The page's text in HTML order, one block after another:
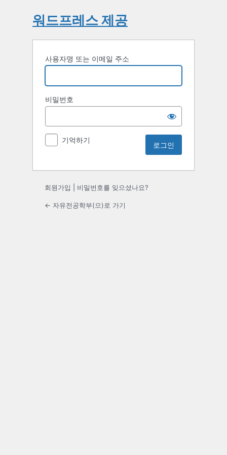
워드프레스 제공
사용자명 또는 이메일 주소
비밀번호
기억하기
회원가입 비밀번호를 잊으셨나요?
← 자유전공학부(으)로 가기